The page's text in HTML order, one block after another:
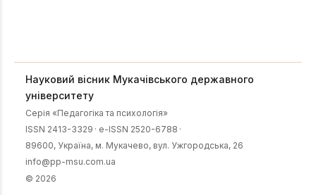
Науковий вісник Мукачівського державного
університету
Серія «Педагогіка та психологія»
ISSN 2413-3329 · e-ISSN 2520-6788 ·
89600, Українa, м. Мукачево, вул. Ужгородська, 26
info@pp-msu.com.ua
© 2026